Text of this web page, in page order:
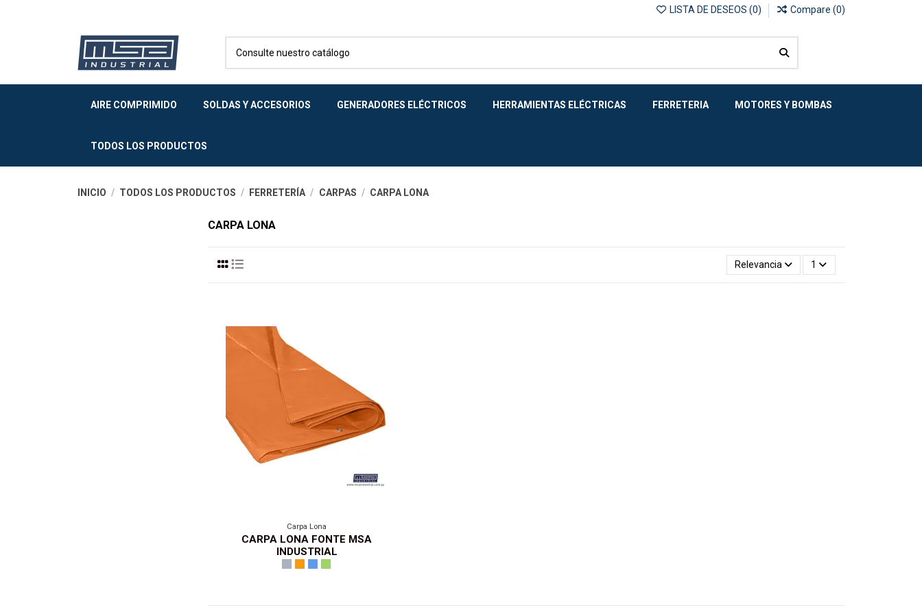
LISTA DE DESEOS (0) Compare (0)
MOTORES Y BOMBAS
FERRETERIA
HERRAMIENTAS ELÉCTRICAS
GENERADORES ELÉCTRICOS
SOLDAS Y ACCESORIOS
AIRE COMPRIMIDO
TODOS LOS PRODUCTOS
INICIO TODOS LOS PRODUCTOS FERRETERÍA CARPAS CARPA LONA
CARPA LONA
Relevancia 1
Carpa Lona
CARPA LONA FONTE MSA
INDUSTRIAL